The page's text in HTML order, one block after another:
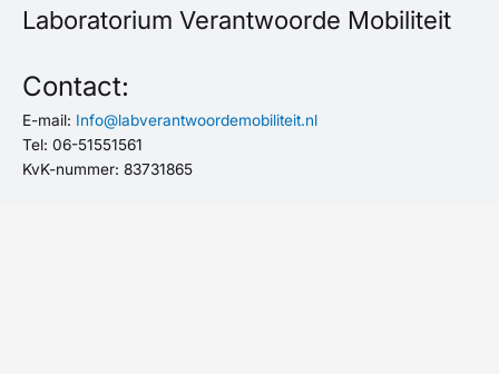
Laboratorium Verantwoorde Mobiliteit
Contact:
E-mail: Info@labverantwoordemobiliteit.nl
Tel: 06-51551561
KvK-nummer: 83731865